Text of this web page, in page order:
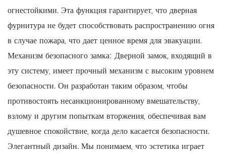
огнестойкими. Эта функция гарантирует, что дверная
фурнитура не будет способствовать распространению огня
в случае пожара, что дает ценное время для эвакуации.
Механизм безопасного замка: Дверной замок, входящий в
эту систему, имеет прочный механизм с высоким уровнем
безопасности. Он разработан таким образом, чтобы
противостоять несанкционированному вмешательству,
взлому и другим попыткам вторжения, обеспечивая вам
душевное спокойствие, когда дело касается безопасности.
Элегантный дизайн. Мы понимаем, что эстетика играет